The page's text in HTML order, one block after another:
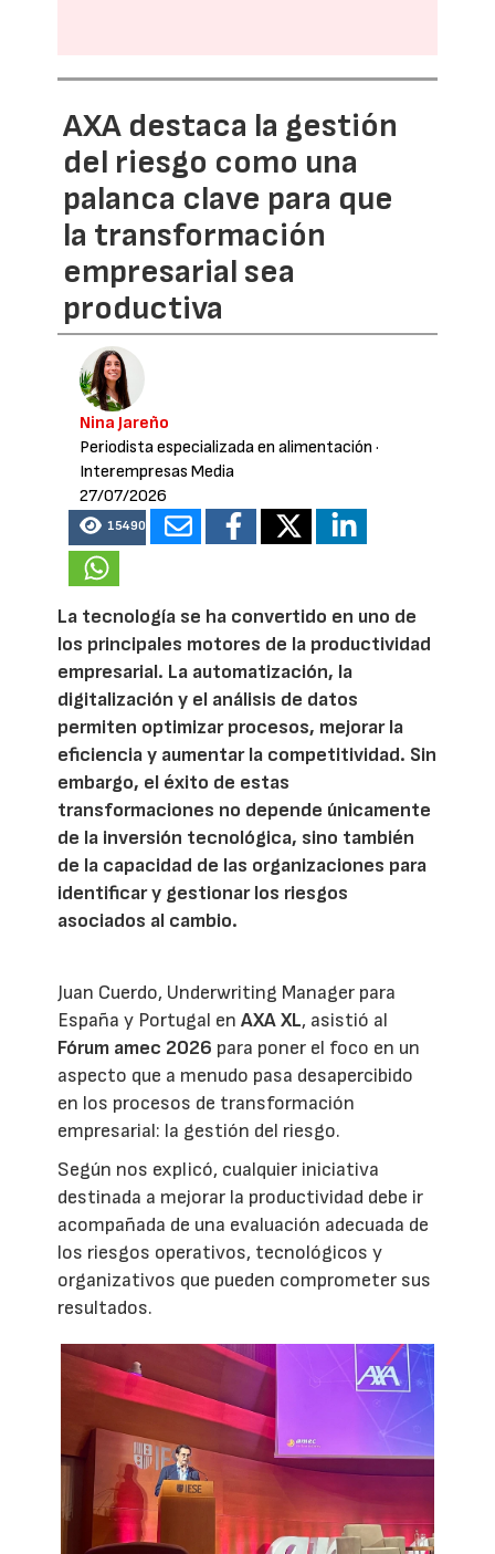
AXA destaca la gestión
del riesgo como una
palanca clave para que
la transformación
empresarial sea
productiva
Nina Jareño
Periodista especializada en alimentación ·
Interempresas Media
27/07/2026
15490
La tecnología se ha convertido en uno de
los principales motores de la productividad
empresarial. La automatización, la
digitalización y el análisis de datos
permiten optimizar procesos, mejorar la
eficiencia y aumentar la competitividad. Sin
embargo, el éxito de estas
transformaciones no depende únicamente
de la inversión tecnológica, sino también
de la capacidad de las organizaciones para
identificar y gestionar los riesgos
asociados al cambio.
Juan Cuerdo, Underwriting Manager para
España y Portugal enAXA XL, asistió al
Fórum amec 2026 para poner el foco en un
aspecto que a menudo pasa desapercibido
en los procesos de transformación
empresarial: la gestión del riesgo.
Según nos explicó, cualquier iniciativa
destinada a mejorar la productividad debe ir
acompañada de una evaluación adecuada de
los riesgos operativos, tecnológicos y
organizativos que pueden comprometer sus
resultados.